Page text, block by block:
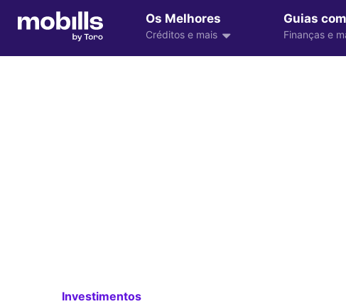
Os Melhores
Créditos e mais
Guias
Finanças e
Investimentos